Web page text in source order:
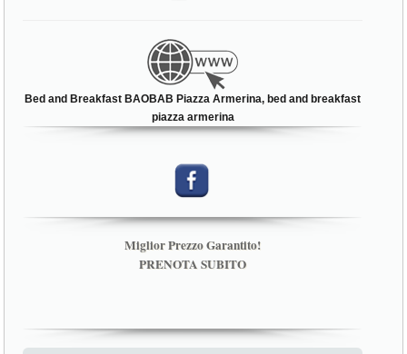
Bed and Breakfast BAOBAB Piazza Armerina, bed and breakfast
piazza armerina
Miglior Prezzo Garantito!
PRENOTA SUBITO